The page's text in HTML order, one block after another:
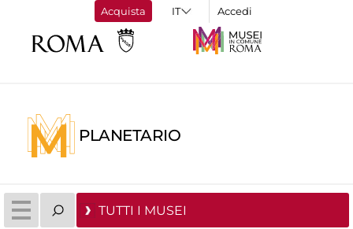
Acquista Accedi
PLANETARIO
TUTTI I MUSEI